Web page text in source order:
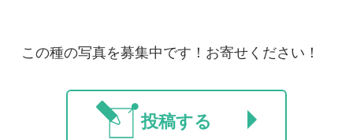
マイページ